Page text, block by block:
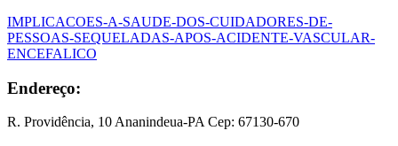
IMPLICACOES-A-SAUDE-DOS-CUIDADORES-DE-
PESSOAS-SEQUELADAS-APOS-ACIDENTE-VASCULAR-
ENCEFALICO
Endereço:
R. Providência, 10 Ananindeua-PA Cep: 67130-670